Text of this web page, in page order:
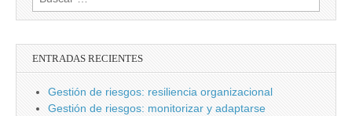
ENTRADAS RECIENTES
Gestión de riesgos: resiliencia organizacional
Gestión de riesgos: monitorizar y adaptarse